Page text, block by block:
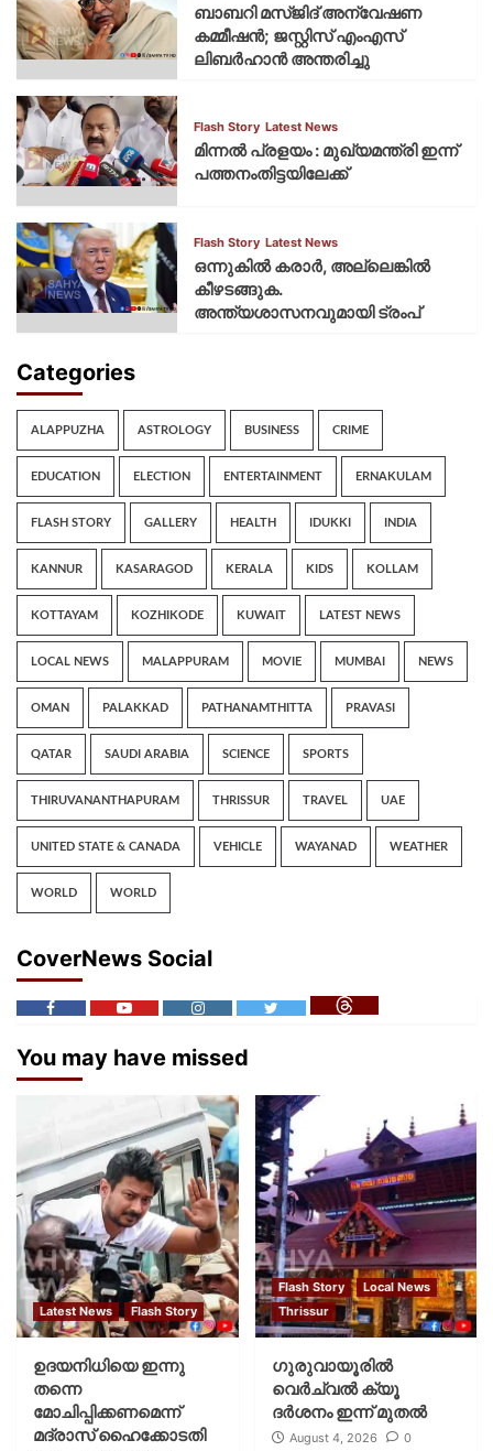
ബാബറി മസ്ജിദ് അന്വേഷണ
കമ്മീഷന്‍; ജസ്റ്റിസ് എംഎസ്
ലിബര്‍ഹാന്‍ അന്തരിച്ചു
Flash Story Latest News
മിന്നല്‍ പ്രളയം : മുഖ്യമന്ത്രി ഇന്ന്
പത്തനംതിട്ടയിലേക്ക്
Flash Story Latest News
ഒന്നുകില്‍ കരാര്‍, അല്ലെങ്കില്‍
കീഴടങ്ങുക.
അന്ത്യശാസനവുമായി ട്രംപ്
Categories
ALAPPUZHA ASTROLOGY BUSINESS CRIME
EDUCATION ELECTION ENTERTAINMENT ERNAKULAM
FLASH STORY GALLERY HEALTH IDUKKI INDIA
KANNUR KASARAGOD KERALA KIDS KOLLAM
KOTTAYAM KOZHIKODE KUWAIT LATEST NEWS
LOCAL NEWS MALAPPURAM MOVIE MUMBAI NEWS
OMAN PALAKKAD PATHANAMTHITTA PRAVASI
QATAR SAUDI ARABIA SCIENCE SPORTS
THIRUVANANTHAPURAM THRISSUR TRAVEL UAE
UNITED STATE & CANADA VEHICLE WAYANAD WEATHER
WORLD WORLD
CoverNews Social
You may have missed
Latest News Flash Story
ഉദയനിധിയെ ഇന്നു
തന്നെ
മോചിപ്പിക്കണമെന്ന്
മദ്രാസ് ഹൈക്കോടതി
Flash Story
Local News
Thrissur
ഗുരുവായൂരില്‍
വെര്‍ച്വല്‍ ക്യൂ
ദര്‍ശനം ഇന്ന് മുതല്‍
August 4, 2026 0